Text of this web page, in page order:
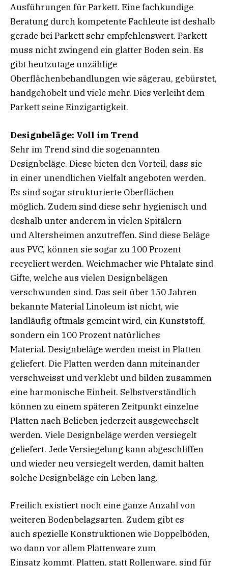
Ausführungen für Parkett. Eine fachkundige
Beratung durch kompetente Fachleute ist deshalb
gerade bei Parkett sehr empfehlenswert. Parkett
muss nicht zwingend ein glatter Boden sein. Es
gibt heutzutage unzählige
Oberflächenbehandlungen wie sägerau, gebürstet,
handgehobelt und viele mehr. Dies verleiht dem
Parkett seine Einzigartigkeit.
Designbeläge: Voll im Trend
Sehr im Trend sind die sogenannten
Designbeläge. Diese bieten den Vorteil, dass sie
in einer unendlichen Vielfalt angeboten werden.
Es sind sogar strukturierte Oberflächen
möglich. Zudem sind diese sehr hygienisch und
deshalb unter anderem in vielen Spitälern
und Altersheimen anzutreffen. Sind diese Beläge
aus PVC, können sie sogar zu 100 Prozent
recycliert werden. Weichmacher wie Phtalate sind
Gifte, welche aus vielen Designbelägen
verschwunden sind. Das seit über 150 Jahren
bekannte Material Linoleum ist nicht, wie
landläufig oftmals gemeint wird, ein Kunststoff,
sondern ein 100 Prozent natürliches
Material. Designbeläge werden meist in Platten
geliefert. Die Platten werden dann miteinander
verschweisst und verklebt und bilden zusammen
eine harmonische Einheit. Selbstverständlich
können zu einem späteren Zeitpunkt einzelne
Platten nach Belieben jederzeit ausgewechselt
werden. Viele Designbeläge werden versiegelt
geliefert. Jede Versiegelung kann abgeschliffen
und wieder neu versiegelt werden, damit halten
solche Designbeläge ein Leben lang.
Freilich existiert noch eine ganze Anzahl von
weiteren Bodenbelagsarten. Zudem gibt es
auch spezielle Konstruktionen wie Doppelböden,
wo dann vor allem Plattenware zum
Einsatz kommt. Platten, statt Rollenware, sind für